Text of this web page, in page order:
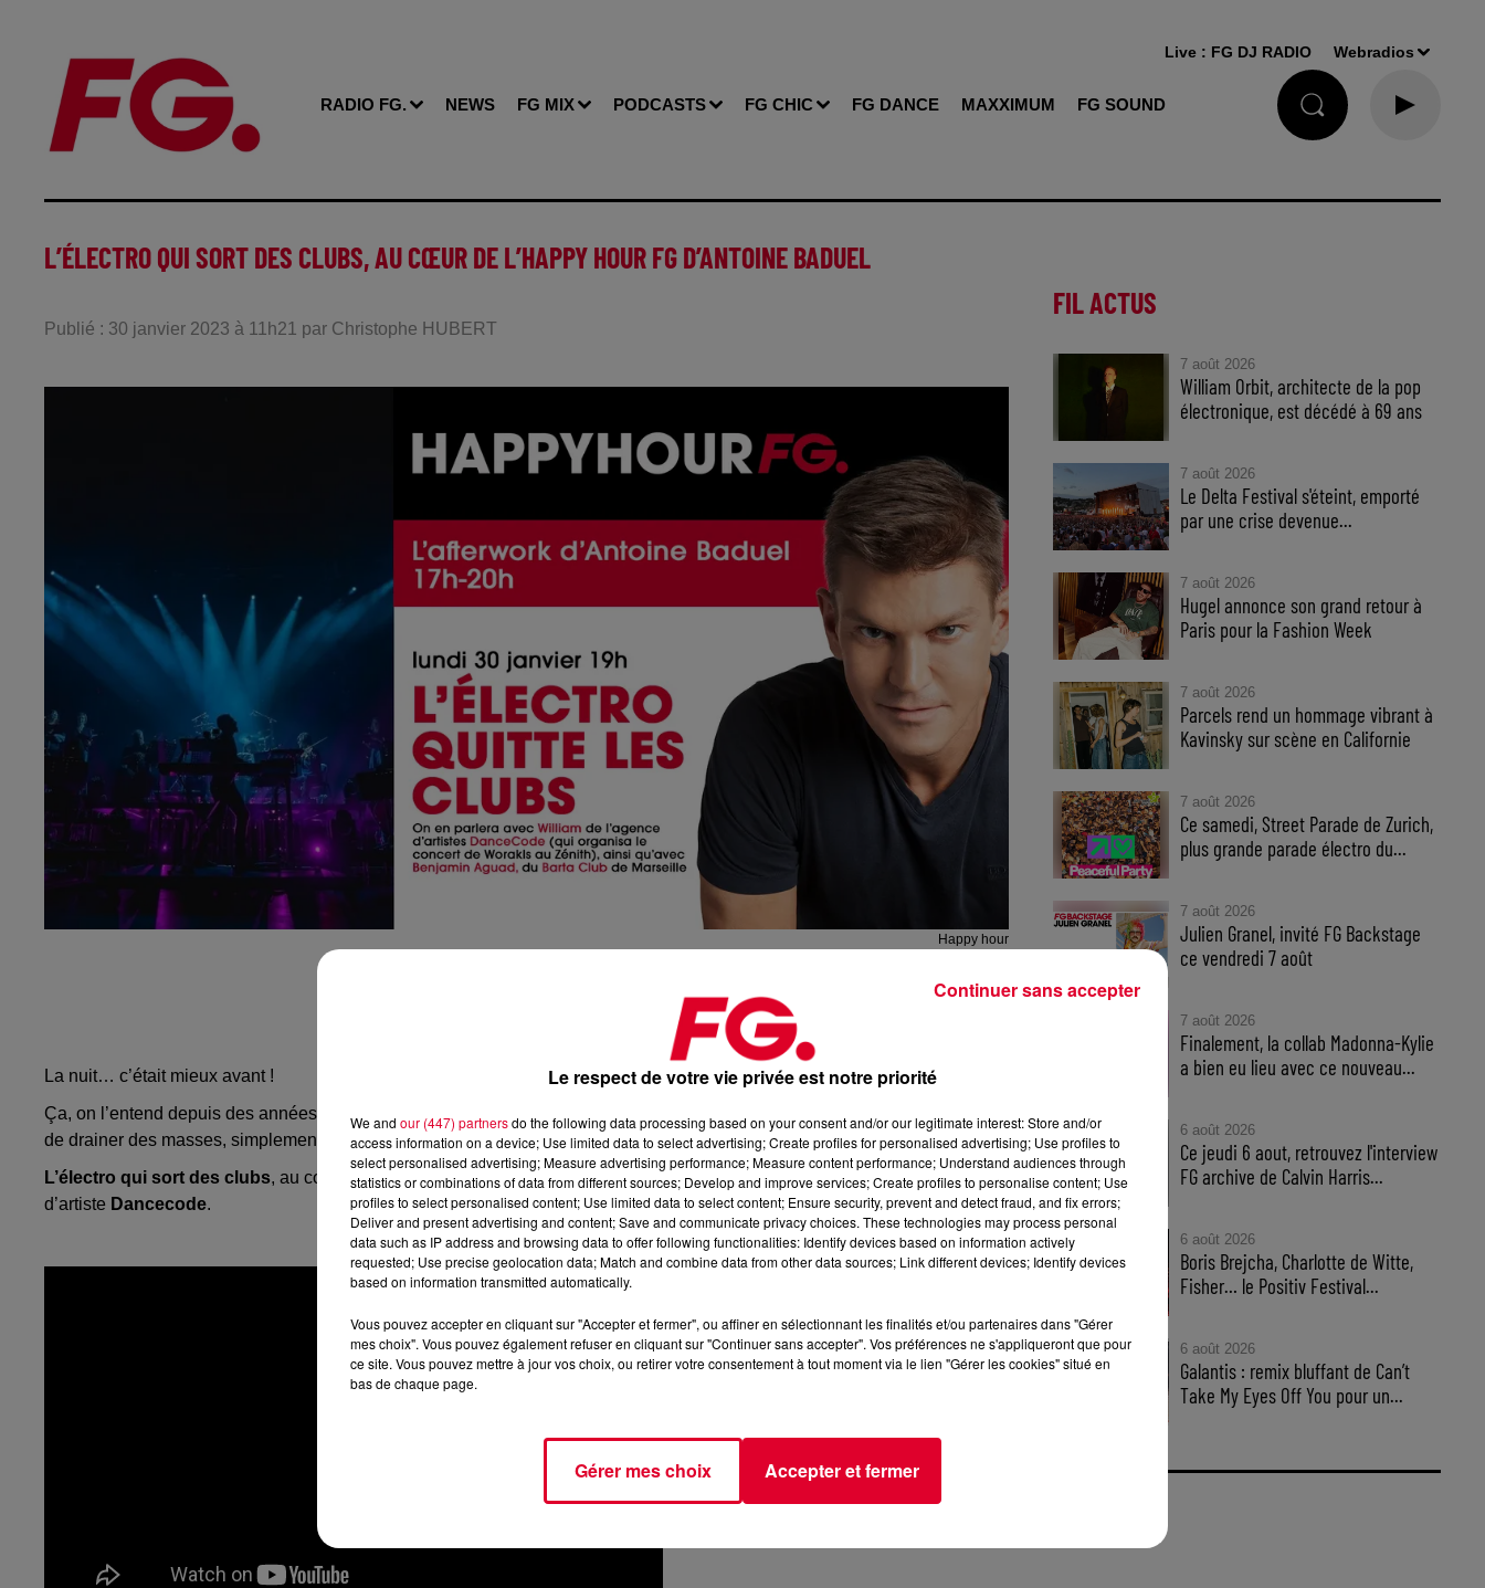
RADIO FG. NEWS FG MIX PODCASTS FG CHIC FG DANCE MAXXIMUM FG SOUND
Live : FG DJ RADIO Webradios
L’ÉLECTRO QUI SORT DES CLUBS, AU CŒUR DE L’HAPPY HOUR FG D’ANTOINE BADUEL
Publié : 30 janvier 2023 à 11h21 par Christophe HUBERT
Happy hour
La nuit… c’était mieux avant !
Ça, on l’entend depuis des années alors que la nuit ne fait que se réinventer en permanence. L’électro, les DJs continuent
de drainer des masses, simplement, ces masses sont désormais dans les salles de concerts ou devant des monuments.
L’électro qui sort des clubs, au cœur del’Happy Hour FG d’Antoine Baduel, avec notamment avec William de l’agence
d’artiste Dancecode.
FIL ACTUS
7 août 2026
William Orbit, architecte de la pop
électronique, est décédé à 69 ans
7 août 2026
Le Delta Festival s'éteint, emporté
par une crise devenue...
7 août 2026
Hugel annonce son grand retour à
Paris pour la Fashion Week
7 août 2026
Parcels rend un hommage vibrant à
Kavinsky sur scène en Californie
7 août 2026
Ce samedi, Street Parade de Zurich,
plus grande parade électro du...
7 août 2026
Julien Granel, invité FG Backstage
ce vendredi 7 août
7 août 2026
Finalement, la collab Madonna-Kylie
a bien eu lieu avec ce nouveau...
6 août 2026
Ce jeudi 6 aout, retrouvez l'interview
FG archive de Calvin Harris...
6 août 2026
Boris Brejcha, Charlotte de Witte,
Fisher… le Positiv Festival...
6 août 2026
Galantis : remix bluffant de Can’t
Take My Eyes Off You pour un...
Le respect de votre vie privée est notre priorité
We and our (447) partnersdo the following data processing based on your consent and/or our legitimate interest: Store and/or
access information on a device; Use limited data to select advertising; Create profiles for personalised advertising; Use profiles to
select personalised advertising; Measure advertising performance; Measure content performance; Understand audiences through
statistics or combinations of data from different sources; Develop and improve services; Create profiles to personalise content; Use
profiles to select personalised content; Use limited data to select content; Ensure security, prevent and detect fraud, and fix errors;
Deliver and present advertising and content; Save and communicate privacy choices. These technologies may process personal
data such as IP address and browsing data to offer following functionalities: Identify devices based on information actively
requested; Use precise geolocation data; Match and combine data from other data sources; Link different devices; Identify devices
based on information transmitted automatically.
Vous pouvez accepter en cliquant sur "Accepter et fermer", ou affiner en sélectionnant les finalités et/ou partenaires dans "Gérer
mes choix". Vous pouvez également refuser en cliquant sur "Continuer sans accepter". Vos préférences ne s'appliqueront que pour
ce site. Vous pouvez mettre à jour vos choix, ou retirer votre consentement à tout moment via le lien "Gérer les cookies" situé en
bas de chaque page.
Gérer mes choix Accepter et fermer
Continuer sans accepter